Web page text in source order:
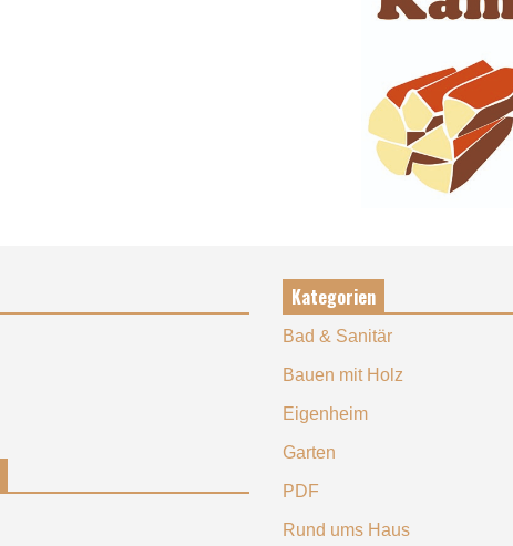
Kategorien
Bad & Sanitär
Bauen mit Holz
Eigenheim
Garten
PDF
Rund ums Haus